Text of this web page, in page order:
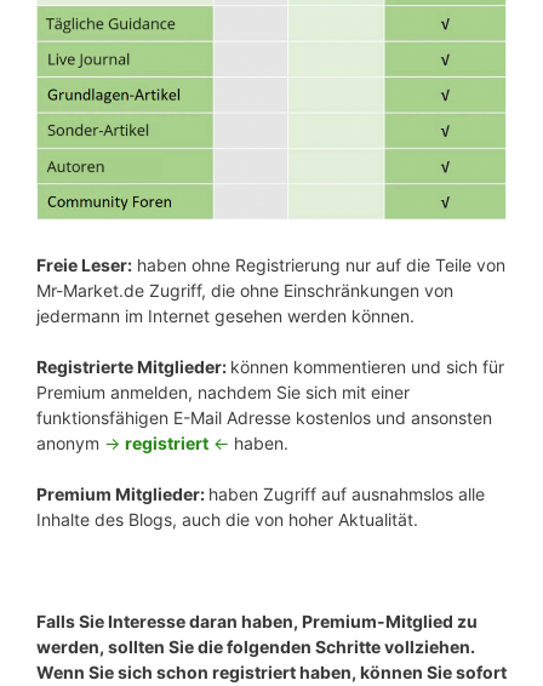
Freie Leser: haben ohne Registrierung nur auf die Teile von
Mr-Market.de Zugriff, die ohne Einschränkungen von
jedermann im Internet gesehen werden können.
Registrierte Mitglieder: können kommentieren und sich für
Premium anmelden, nachdem Sie sich mit einer
funktionsfähigen E-Mail Adresse kostenlos und ansonsten
anonym -> registriert <- haben.
Premium Mitglieder: haben Zugriff auf ausnahmslos alle
Inhalte des Blogs, auch die von hoher Aktualität.
Falls Sie Interesse daran haben, Premium-Mitglied zu
werden, sollten Sie die folgenden Schritte vollziehen.
Wenn Sie sich schon registriert haben, können Sie sofort